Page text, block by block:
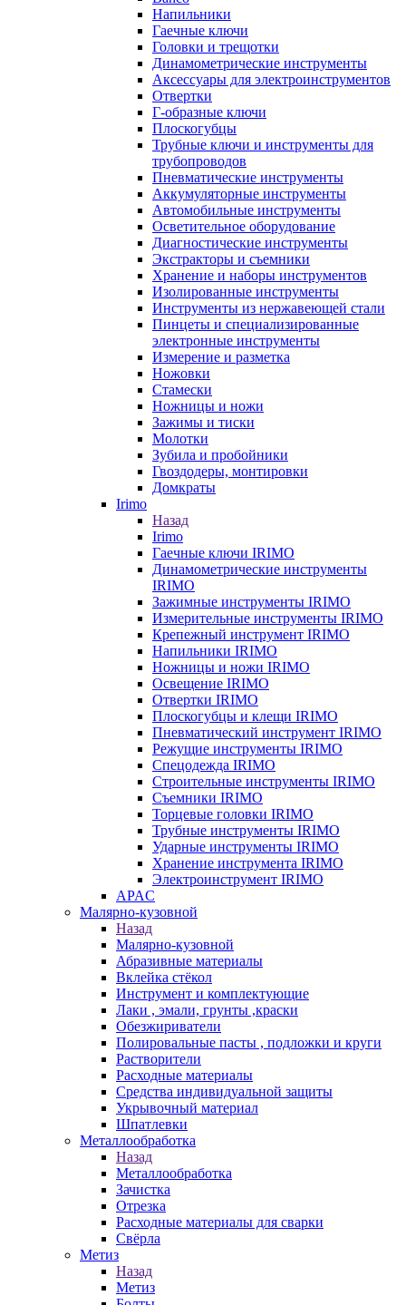
Напильники
Гаечные ключи
Головки и трещотки
Динамометрические инструменты
Аксессуары для электроинструментов
Отвертки
Г-образные ключи
Плоскогубцы
Трубные ключи и инструменты для
трубопроводов
Пневматические инструменты
Аккумуляторные инструменты
Автомобильные инструменты
Осветительное оборудование
Диагностические инструменты
Экстракторы и съемники
Хранение и наборы инструментов
Изолированные инструменты
Инструменты из нержавеющей стали
Пинцеты и специализированные
электронные инструменты
Измерение и разметка
Ножовки
Стамески
Ножницы и ножи
Зажимы и тиски
Молотки
Зубила и пробойники
Гвоздодеры, монтировки
Домкраты
Irimo
Назад
Irimo
Гаечные ключи IRIMO
Динамометрические инструменты
IRIMO
Зажимные инструменты IRIMO
Измерительные инструменты IRIMO
Крепежный инструмент IRIMO
Напильники IRIMO
Ножницы и ножи IRIMO
Освещение IRIMO
Отвертки IRIMO
Плоскогубцы и клещи IRIMO
Пневматический инструмент IRIMO
Режущие инструменты IRIMO
Спецодежда IRIMO
Строительные инструменты IRIMO
Съемники IRIMO
Торцевые головки IRIMO
Трубные инструменты IRIMO
Ударные инструменты IRIMO
Хранение инструмента IRIMO
Электроинструмент IRIMO
APAC
Малярно-кузовной
Назад
Малярно-кузовной
Абразивные материалы
Вклейка стёкол
Инструмент и комплектующие
Лаки , эмали, грунты ,краски
Обезжириватели
Полировальные пасты , подложки и круги
Растворители
Расходные материалы
Средства индивидуальной защиты
Укрывочный материал
Шпатлевки
Металлообработка
Назад
Металлообработка
Зачистка
Отрезка
Расходные материалы для сварки
Свёрла
Метиз
Назад
Метиз